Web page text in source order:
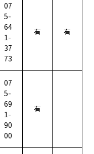
07
5-
64
1-
37
73
有 有
07
5-
69
1-
90
00
有